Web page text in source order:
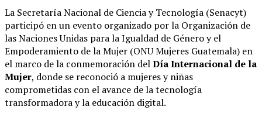
La Secretaría Nacional de Ciencia y Tecnología (Senacyt)
participó en un evento organizado por la Organización de
las Naciones Unidas para la Igualdad de Género y el
Empoderamiento de la Mujer (ONU Mujeres Guatemala) en
el marco de la conmemoración delDía Internacional de la
Mujer, donde se reconoció a mujeres y niñas
comprometidas con el avance de la tecnología
transformadora y la educación digital.